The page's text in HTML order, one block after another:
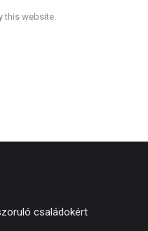
this website.
családokért